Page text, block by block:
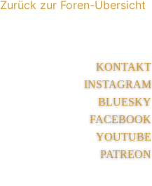
Zurück zur Foren-Übersicht
KONTAKT
INSTAGRAM
BLUESKY
FACEBOOK
YOUTUBE
PATREON